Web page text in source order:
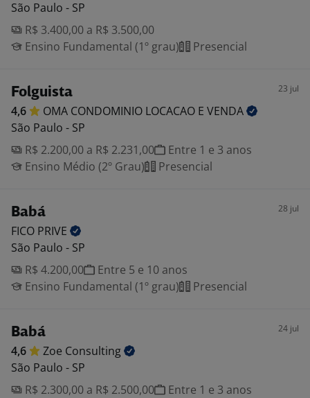
São Paulo - SP
R$ 3.400,00 a R$ 3.500,00
Ensino Fundamental (1º grau)
Presencial
Folguista 23 jul
4,6 OMA CONDOMINIO LOCACAO E VENDA
São Paulo - SP
R$ 2.200,00 a R$ 2.231,00
Entre 1 e 3 anos
Ensino Médio (2º Grau)
Presencial
Babá 28 jul
FICO PRIVE
São Paulo - SP
R$ 4.200,00
Entre 5 e 10 anos
Ensino Fundamental (1º grau)
Presencial
Babá 24 jul
4,6 Zoe Consulting
São Paulo - SP
R$ 2.300,00 a R$ 2.500,00
Entre 1 e 3 anos